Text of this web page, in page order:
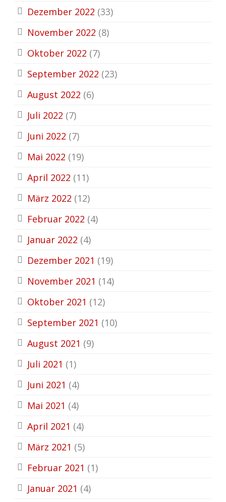
Dezember 2022 (33)
November 2022 (8)
Oktober 2022 (7)
September 2022 (23)
August 2022 (6)
Juli 2022 (7)
Juni 2022 (7)
Mai 2022 (19)
April 2022 (11)
März 2022 (12)
Februar 2022 (4)
Januar 2022 (4)
Dezember 2021 (19)
November 2021 (14)
Oktober 2021 (12)
September 2021 (10)
August 2021 (9)
Juli 2021 (1)
Juni 2021 (4)
Mai 2021 (4)
April 2021 (4)
März 2021 (5)
Februar 2021 (1)
Januar 2021 (4)